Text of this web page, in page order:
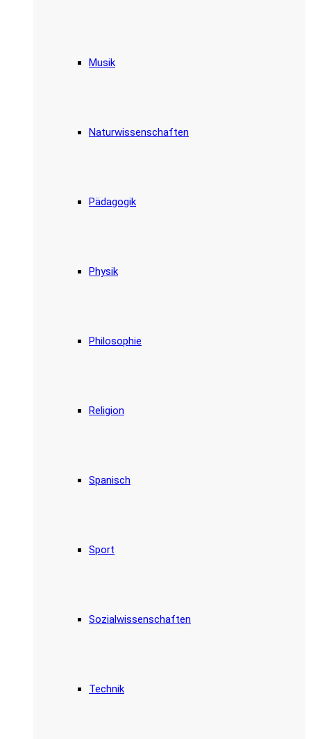
Musik
Naturwissenschaften
Pädagogik
Physik
Philosophie
Religion
Spanisch
Sport
Sozialwissenschaften
Technik